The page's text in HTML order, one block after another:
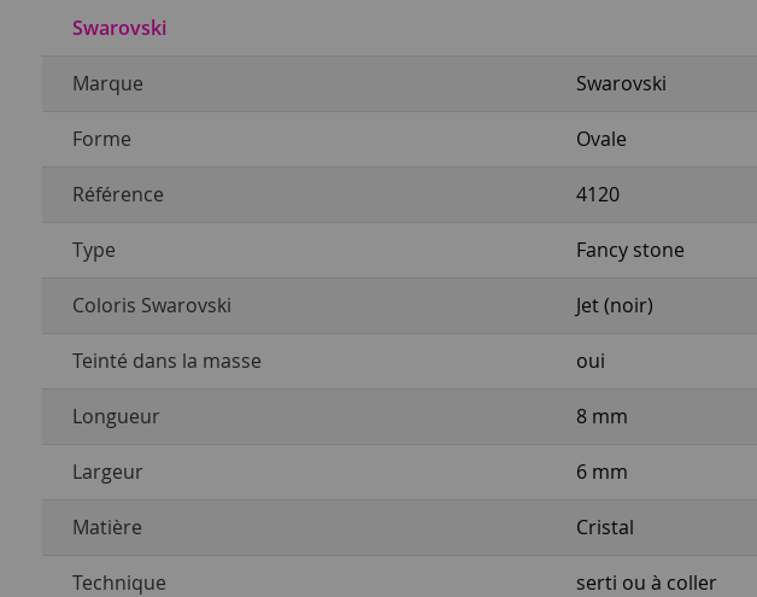
Swarovski
Marque Swarovski
Forme Ovale
Référence 4120
Type Fancy stone
Coloris Swarovski Jet (noir)
Teinté dans la masse oui
Longueur 8 mm
Largeur 6 mm
Matière Cristal
Technique serti ou à coller